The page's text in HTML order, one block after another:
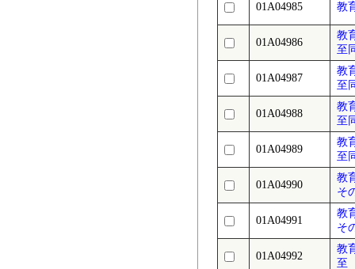
01A04985 教
01A04986
教
至
01A04987
教
至
01A04988
教
至
01A04989
教
至
01A04990
教
そ
01A04991
教
そ
01A04992
教
至